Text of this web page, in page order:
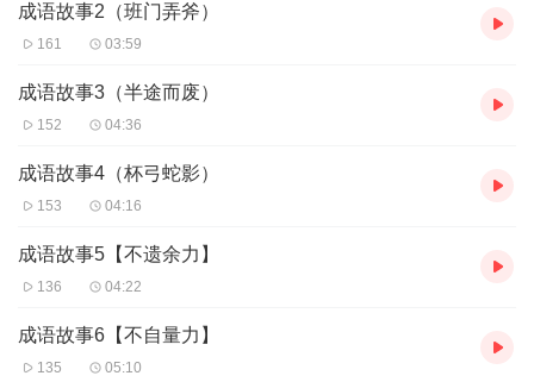
成语故事2（班门弄斧）
161 03:59
成语故事3（半途而废）
152 04:36
成语故事4（杯弓蛇影）
153 04:16
成语故事5【不遗余力】
136 04:22
成语故事6【不自量力】
135 05:10